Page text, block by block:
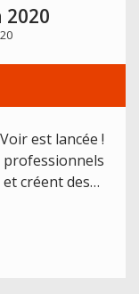
est lancée !
professionnels
créent des…